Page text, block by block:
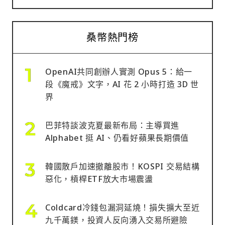
桑幣熱門榜
OpenAI共同創辦人實測 Opus 5：給一
段《魔戒》文字，AI 花 2 小時打造 3D 世
界
巴菲特談波克夏最新布局：主導買進
Alphabet 挺 AI、仍看好蘋果長期價值
韓國散戶加速撤離股市！KOSPI 交易結構
惡化，槓桿ETF放大市場震盪
Coldcard冷錢包漏洞延燒！損失擴大至近
九千萬鎂，投資人反向湧入交易所避險